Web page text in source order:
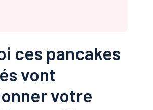
ces pancakes
vont
votre